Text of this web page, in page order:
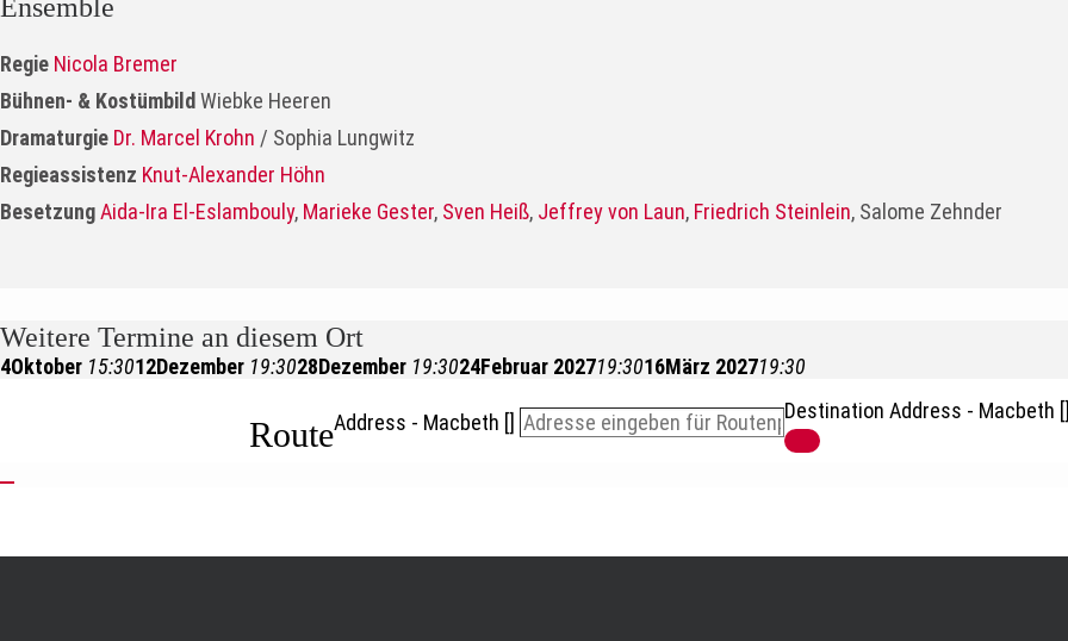
Ensemble
Regie Nicola Bremer
Bühnen- & Kostümbild Wiebke Heeren
Dramaturgie Dr. Marcel Krohn / Sophia Lungwitz
Regieassistenz Knut-Alexander Höhn
BesetzungAida-Ira El-Eslambouly, Marieke Gester, Sven Heiß, Jeffrey von Laun, Friedrich Steinlein, Salome Zehnder
Weitere Termine an diesem Ort
4Oktober 15:3012Dezember 19:3028Dezember 19:3024Februar 202719:3016März 202719:30
RouteAddress - Macbeth [] Destination Address - Macbeth